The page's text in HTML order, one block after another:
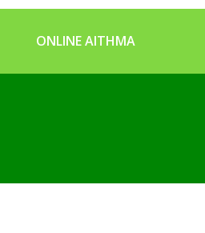
ONLINE ΑΙΤΗΜΑ